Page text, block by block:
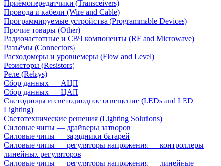
Приёмопередатчики (Transceivers)
Провода и кабели (Wire and Cable)
Программируемые устройства (Programmable Devices)
Прочие товары (Other)
Радиочастотные и СВЧ компоненты (RF and Microwave)
Разъёмы (Connectors)
Расходомеры и уровнемеры (Flow and Level)
Резисторы (Resistors)
Реле (Relays)
Сбор данных — АЦП
Сбор данных — ЦАП
Светодиоды и светодиодное освещение (LEDs and LED
Lighting)
Светотехнические решения (Lighting Solutions)
Силовые чипы — драйверы затворов
Силовые чипы — зарядники батарей
Силовые чипы — регуляторы напряжения — контроллеры
линейных регуляторов
Силовые чипы — регуляторы напряжения — линейные